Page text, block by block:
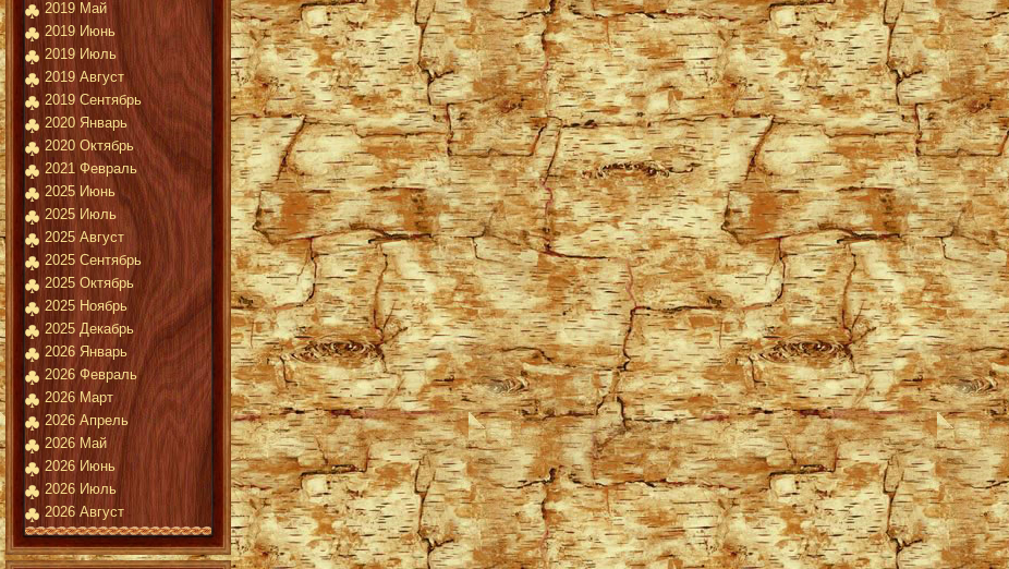
2019 Май
2019 Июнь
2019 Июль
2019 Август
2019 Сентябрь
2020 Январь
2020 Октябрь
2021 Февраль
2025 Июнь
2025 Июль
2025 Август
2025 Сентябрь
2025 Октябрь
2025 Ноябрь
2025 Декабрь
2026 Январь
2026 Февраль
2026 Март
2026 Апрель
2026 Май
2026 Июнь
2026 Июль
2026 Август